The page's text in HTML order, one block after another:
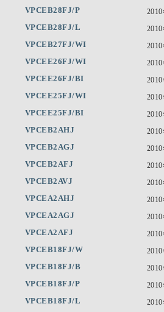
VPCEB28FJ/P
VPCEB28FJ/L
VPCEB27FJ/WI
VPCEE26FJ/WI
VPCEE26FJ/BI
VPCEE25FJ/WI
VPCEE25FJ/BI
VPCEB2AHJ
VPCEB2AGJ
VPCEB2AFJ
VPCEB2AVJ
VPCEA2AHJ
VPCEA2AGJ
VPCEA2AFJ
VPCEB18FJ/W
VPCEB18FJ/B
VPCEB18FJ/P
VPCEB18FJ/L